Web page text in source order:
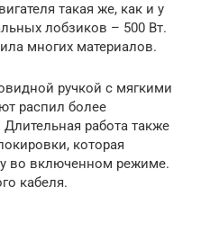
такая же, как и у
лобзиков – 500 Вт.
многих материалов.
ручкой с мягкими
распил более
работа также
которая
во включенном режиме.
кабеля.